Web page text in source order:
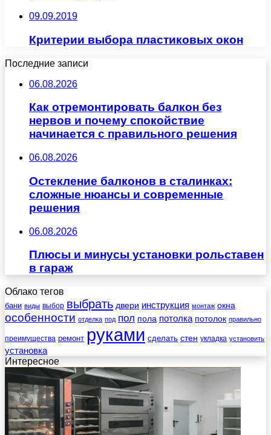
09.09.2019
Критерии выбора пластиковых окон
Последние записи
06.08.2026
Как отремонтировать балкон без
нервов и почему спокойствие
начинается с правильного решения
06.08.2026
Остекление балконов в сталинках:
сложные нюансы и современные
решения
06.08.2026
Плюсы и минусы установки рольставен
в гараж
Облако тегов
бани виды выбор выбрать двери инструкция монтаж окна
особенности отделка под пол пола потолка потолок правильно
преимущества ремонт руками сделать стен укладка установить
установка
Интересное